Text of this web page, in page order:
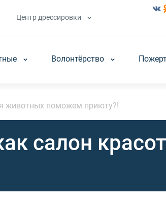
Центр дрессировки
Волонтёрство
животных поможем приюту?!
салон